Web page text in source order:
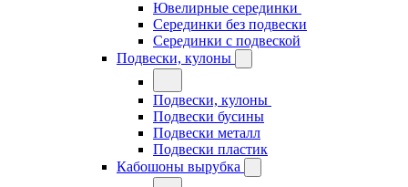
Ювелирные серединки
Серединки без подвески
Серединки с подвеской
Подвески, кулоны
Подвески, кулоны
Подвески бусины
Подвески металл
Подвески пластик
Кабошоны вырубка